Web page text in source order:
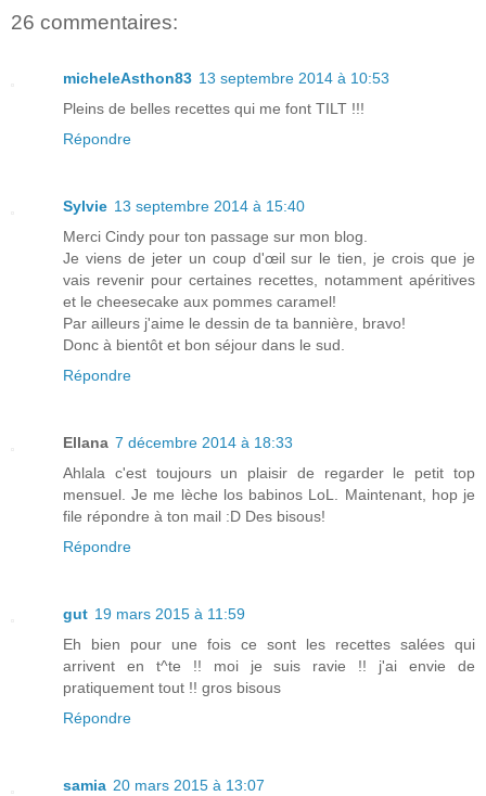
26 commentaires:
micheleAsthon83 13 septembre 2014 à 10:53
Pleins de belles recettes qui me font TILT !!!
Répondre
Sylvie 13 septembre 2014 à 15:40
Merci Cindy pour ton passage sur mon blog.
Je viens de jeter un coup d'œil sur le tien, je crois que je
vais revenir pour certaines recettes, notamment apéritives
et le cheesecake aux pommes caramel!
Par ailleurs j'aime le dessin de ta bannière, bravo!
Donc à bientôt et bon séjour dans le sud.
Répondre
Ellana 7 décembre 2014 à 18:33
Ahlala c'est toujours un plaisir de regarder le petit top
mensuel. Je me lèche los babinos LoL. Maintenant, hop je
file répondre à ton mail :D Des bisous!
Répondre
gut 19 mars 2015 à 11:59
Eh bien pour une fois ce sont les recettes salées qui
arrivent en t^te !! moi je suis ravie !! j'ai envie de
pratiquement tout !! gros bisous
Répondre
samia 20 mars 2015 à 13:07